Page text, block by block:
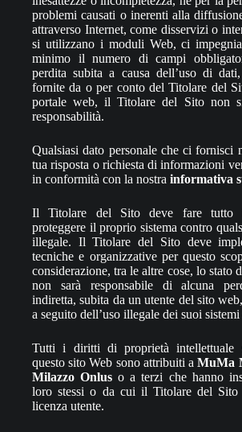
problemi causati o inerenti alla
attraverso Internet, come disservizi o
si utilizzano i moduli Web, ci
minimo il numero di campi
perdita subita a causa dell’uso di
fornite da o per conto del Titolare del
portale web, il Titolare del Sito non
responsabilità.
Qualsiasi dato personale che ci fornisci
tua risposta o richiesta di informazioni
in conformità con la nostra informativa
Il Titolare del Sito deve fare tutto
proteggere il proprio sistema contro
illegale. Il Titolare del Sito deve
tecniche e organizzative per questo
considerazione, tra le altre cose, lo stato
non sarà responsabile di alcuna
indiretta, subita da un utente del sito
a seguito dell’uso illegale dei suoi
Tutti i diritti di proprietà intellettuale
questo sito Web sono attribuiti aMuMa
Milazzo Onlus o a terzi che hanno
loro stessi o da cui il Titolare del Sito
licenza utente.